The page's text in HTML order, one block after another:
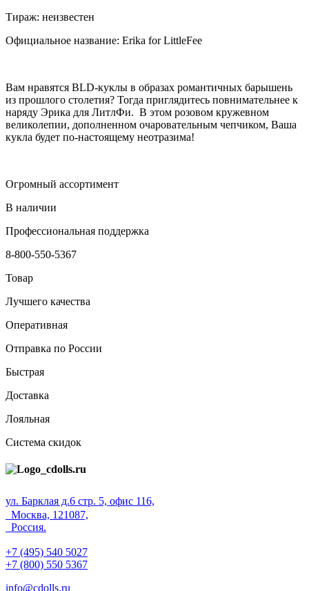
Тираж: неизвестен
Официальное название: Erika for LittleFee
Вам нравятся BLD-куклы в образах романтичных барышень
из прошлого столетия? Тогда приглядитесь повнимательнее к
наряду Эрика для ЛитлФи. В этом розовом кружевном
великолепии, дополненном очаровательным чепчиком, Ваша
кукла будет по-настоящему неотразима!
Огромный ассортимент
В наличии
Профессиональная поддержка
8-800-550-5367
Товар
Лучшего качества
Оперативная
Отправка по России
Быстрая
Доставка
Лояльная
Система скидок
ул. Барклая д.6 стр. 5, офис 116,
Москва, 121087,
Россия.
+7 (495) 540 5027
+7 (800) 550 5367
info@cdolls.ru